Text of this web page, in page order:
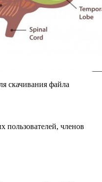
скачивания файла
пользователей, членов